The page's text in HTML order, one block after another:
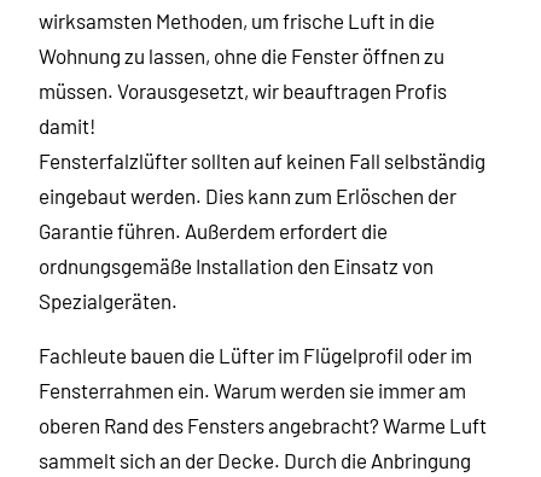
wirksamsten Methoden, um frische Luft in die
Wohnung zu lassen, ohne die Fenster öffnen zu
müssen. Vorausgesetzt, wir beauftragen Profis
damit!
Fensterfalzlüfter sollten auf keinen Fall selbständig
eingebaut werden. Dies kann zum Erlöschen der
Garantie führen. Außerdem erfordert die
ordnungsgemäße Installation den Einsatz von
Spezialgeräten.
Fachleute bauen die Lüfter im Flügelprofil oder im
Fensterrahmen ein. Warum werden sie immer am
oberen Rand des Fensters angebracht? Warme Luft
sammelt sich an der Decke. Durch die Anbringung